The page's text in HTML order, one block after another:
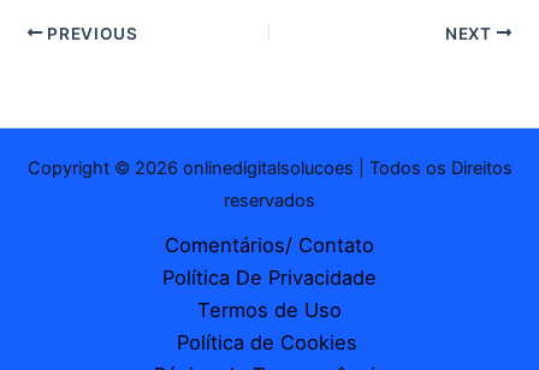
PREVIOUS NEXT
Copyright © 2026 onlinedigitalsolucoes | Todos os Direitos
reservados
Comentários/ Contato
Política De Privacidade
Termos de Uso
Política de Cookies